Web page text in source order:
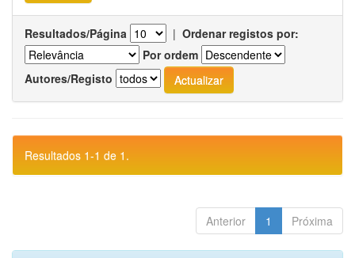
Resultados/Página | Ordenar registos por:
Por ordem
Autores/Registo
Resultados 1-1 de 1.
Anterior 1 Próxima